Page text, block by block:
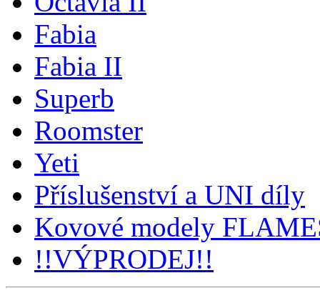
Fabia
Fabia II
Superb
Roomster
Yeti
Příslušenství a UNI díly
Kovové modely
!!VÝPRODEJ!!